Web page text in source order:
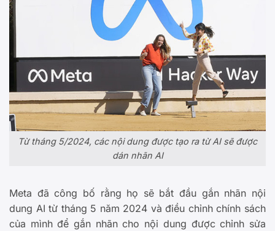
Từ tháng 5/2024, các nội dung được tạo ra từ AI sẽ được
dán nhãn AI
Meta đã công bố rằng họ sẽ bắt đầu gắn nhãn nội
dung AI từ tháng 5 năm 2024 và điều chỉnh chính sách
của mình để gắn nhãn cho nội dung được chỉnh sửa